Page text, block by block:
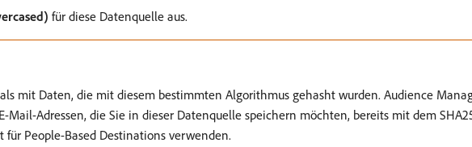
für diese Datenquelle aus.
mit Daten, die mit diesem bestimmten Algorithmus gehasht wurden. Audience
Mail-Adressen, die Sie in dieser Datenquelle speichern möchten, bereits mit dem
People-Based Destinations verwenden.